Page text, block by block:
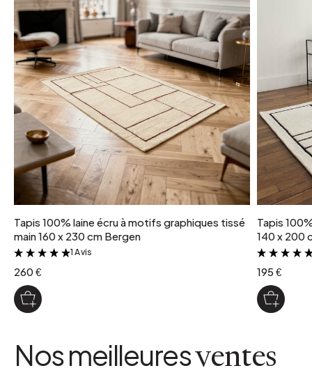
Tapis 100% laine écru à motifs graphiques tissé
main 160 x 230 cm Bergen
&
1 Avis
260 €
Tapis
140 x 200
195 €
Nos meilleuresventes